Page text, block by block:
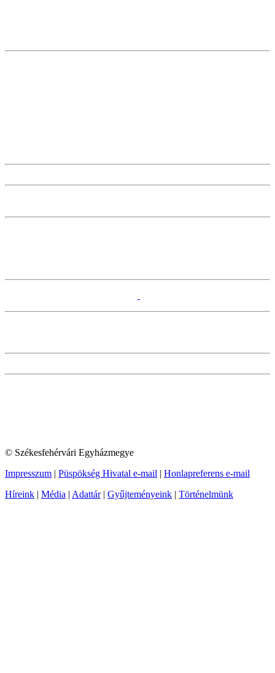
© Székesfehérvári Egyházmegye
Impresszum | Püspökség Hivatal e-mail | Honlapreferens e-mail
Híreink | Média | Adattár| Gyűjteményeink | Történelmünk